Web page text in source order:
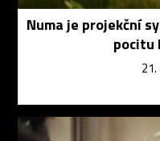
Numa je projekční
pocitu